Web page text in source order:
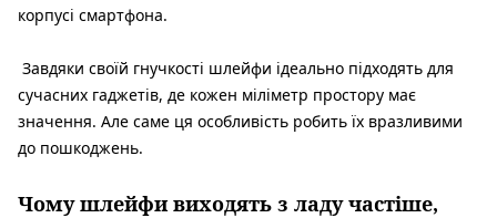
корпусі смартфона.
Завдяки своїй гнучкості шлейфи ідеально підходять для
сучасних гаджетів, де кожен міліметр простору має
значення. Але саме ця особливість робить їх вразливими
до пошкоджень.
Чому шлейфи виходять з ладу частіше,